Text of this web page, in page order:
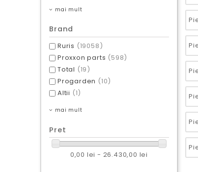
mai mult
Brand
Ruris (19058)
Proxxon parts (598)
Total (19)
Progarden (10)
Altii (1)
mai mult
Pret
0,00 lei - 26.430,00 lei